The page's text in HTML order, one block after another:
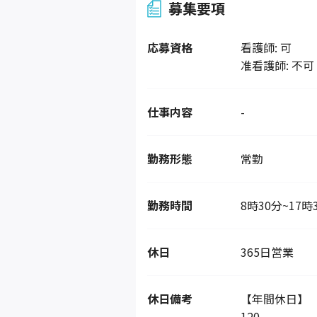
募集要項
応募資格
看護師: 可
准看護師: 不可
仕事内容 -
勤務形態 常勤
勤務時間 8時30分~17時
休日 365日営業
休日備考
【年間休日】